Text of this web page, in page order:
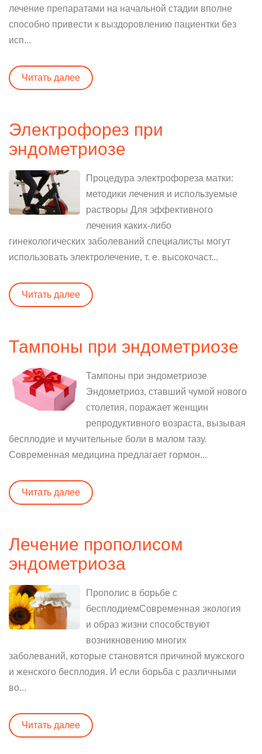
лечение препаратами на начальной стадии вполне
способно привести к выздоровлению пациентки без
исп...
Читать далее
Электрофорез при
эндометриозе
Процедура электрофореза матки:
методики лечения и используемые
растворы Для эффективного
лечения каких-либо
гинекологических заболеваний специалисты могут
использовать электролечение, т. е. высокочаст...
Читать далее
Тампоны при эндометриозе
Тампоны при эндометриозе
Эндометриоз, ставший чумой нового
столетия, поражает женщин
репродуктивного возраста, вызывая
бесплодие и мучительные боли в малом тазу.
Современная медицина предлагает гормон...
Читать далее
Лечение прополисом
эндометриоза
Прополис в борьбе с
бесплодиемСовременная экология
и образ жизни способствуют
возникновению многих
заболеваний, которые становятся причиной мужского
и женского бесплодия. И если борьба с различными
во...
Читать далее